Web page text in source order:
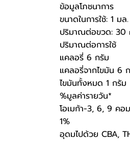
ข้อมูลโภชนาการ
ขนาดในการใช้: 1 มล.
ปริมาณต่อขวด: 30
ปริมาณต่อการใช้
แคลอรี่ 6 กรัม
แคลอรี่จากไขมัน 6
ไขมันทั้งหมด 1 กรัม
%มูลค่ารายวัน*
โอเมก้า-3, 6, 9 ค
1%
อุดมไปด้วย CBA,